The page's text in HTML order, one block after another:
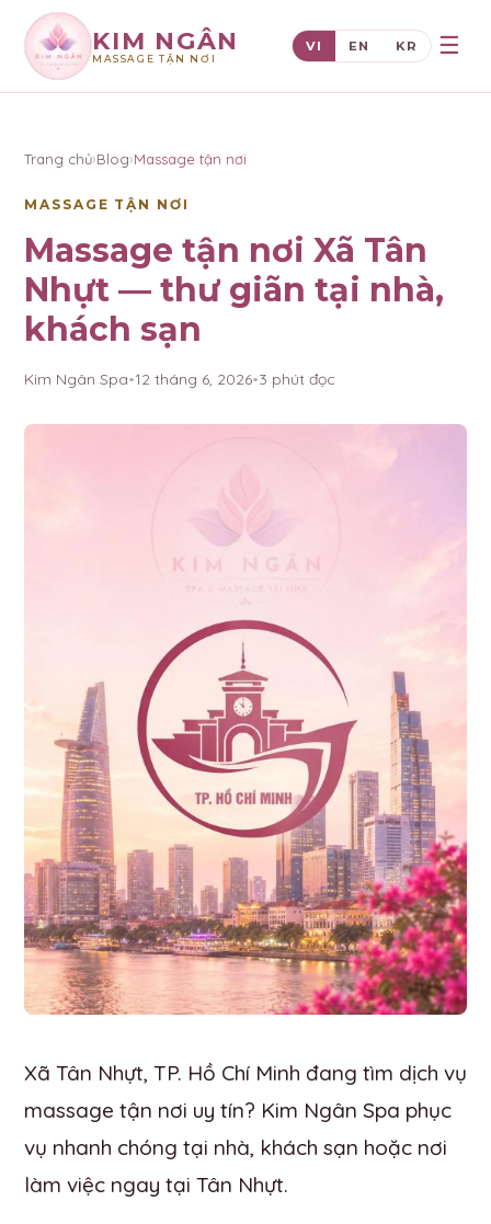
KIM NGÂN
MASSAGE TẬN NƠI
VI EN KR ☰
Trang chủ›Blog›Massage tận nơi
MASSAGE TẬN NƠI
Massage tận nơi Xã Tân
Nhựt — thư giãn tại nhà,
khách sạn
Kim Ngân Spa•12 tháng 6, 2026•3 phút đọc
Xã Tân Nhựt, TP. Hồ Chí Minh đang tìm dịch vụ
massage tận nơi uy tín? Kim Ngân Spa phục
vụ nhanh chóng tại nhà, khách sạn hoặc nơi
làm việc ngay tại Tân Nhựt.